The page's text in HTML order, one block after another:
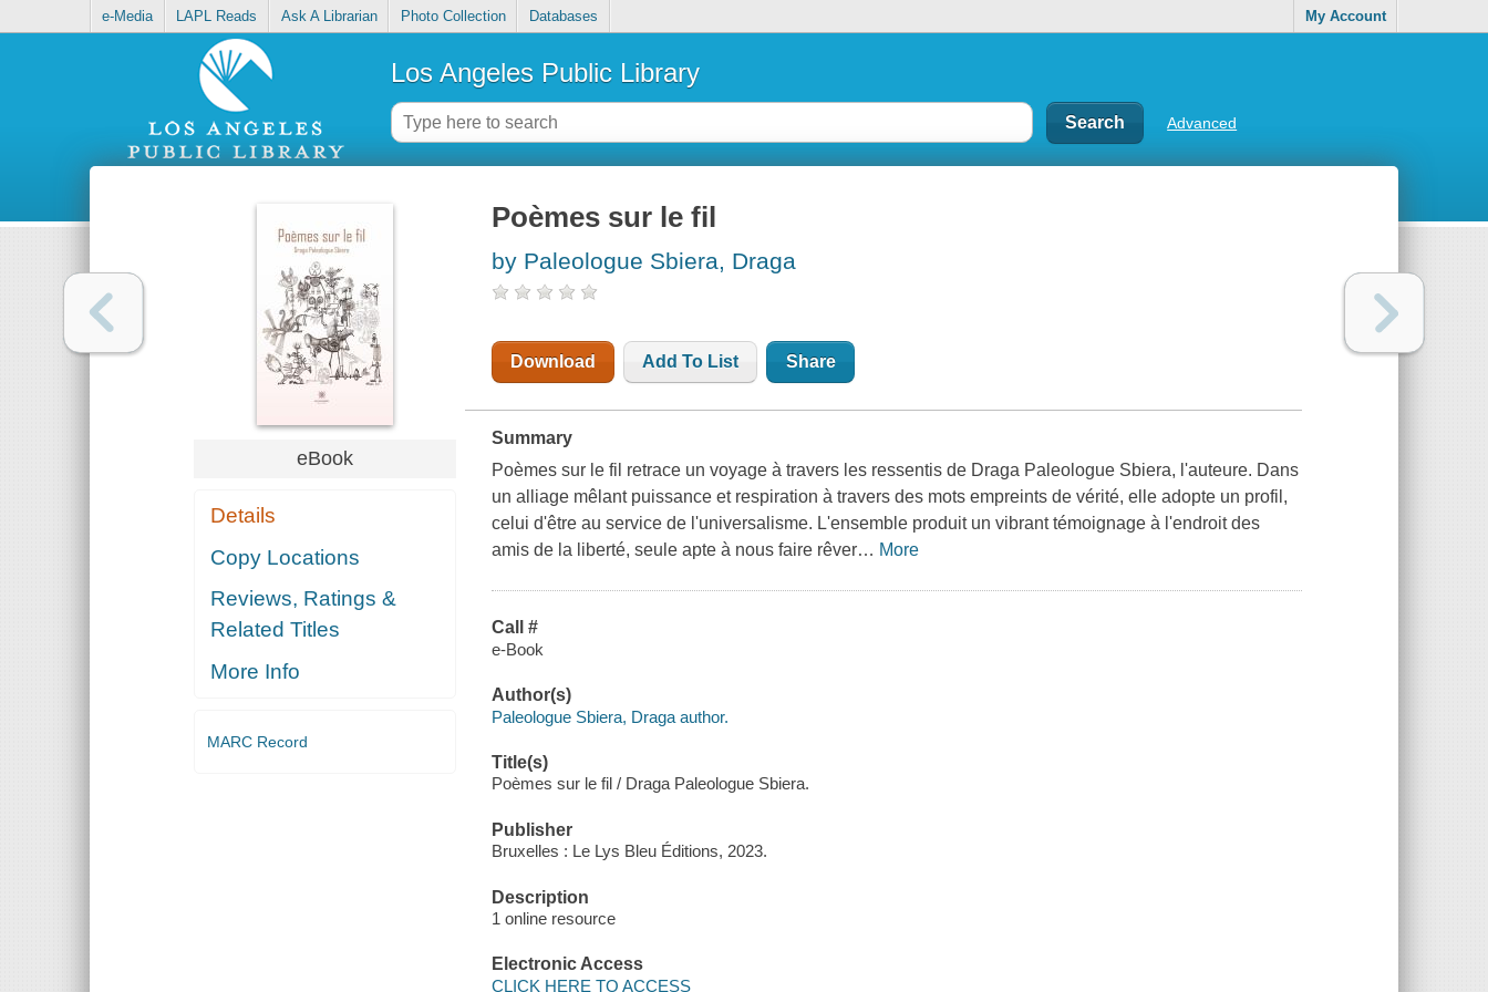
e-Media LAPL Reads Ask A Librarian Photo Collection Databases My Account
Los Angeles Public Library
Advanced
eBook
Details
Copy Locations
Reviews, Ratings &
Related Titles
More Info
MARC Record
Poèmes sur le fil
by Paleologue Sbiera, Draga
Download Add To List Share
Summary
Poèmes sur le fil retrace un voyage à travers les ressentis de Draga Paleologue Sbiera, l'auteure. Dans
un alliage mêlant puissance et respiration à travers des mots empreints de vérité, elle adopte un profil,
celui d'être au service de l'universalisme. L'ensemble produit un vibrant témoignage à l'endroit des
amis de la liberté, seule apte à nous faire rêver… More
Call #
e-Book
Author(s)
Paleologue Sbiera, Draga author.
Title(s)
Poèmes sur le fil / Draga Paleologue Sbiera.
Publisher
Bruxelles : Le Lys Bleu Éditions, 2023.
Description
1 online resource
Electronic Access
CLICK HERE TO ACCESS